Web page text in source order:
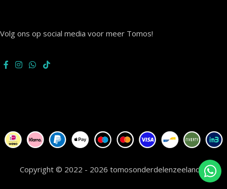
Volg ons op social media voor meer Tomos!
Copyright © 2022 - 2026 tomosonderdelenzeeland.nl